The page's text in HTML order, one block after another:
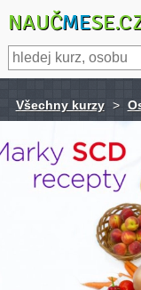
NAUČME
Všechny kurzy >